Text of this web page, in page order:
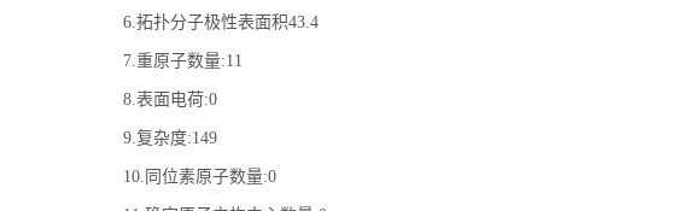
6.拓扑分子极性表面积43.4
7.重原子数量:11
8.表面电荷:0
9.复杂度:149
10.同位素原子数量:0